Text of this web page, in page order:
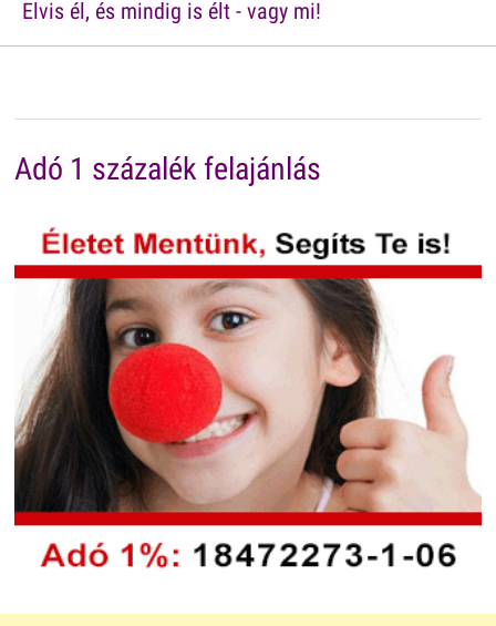
Elvis él, és mindig is élt - vagy mi!
Adó 1 százalék felajánlás